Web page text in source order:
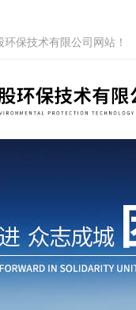
保技术有限公司网站！